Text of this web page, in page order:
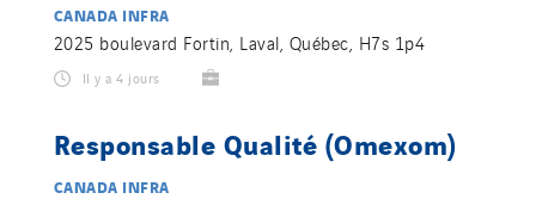
CANADA INFRA
2025 boulevard Fortin, Laval, Québec, H7s 1p4
Il y a 4 jours
Responsable Qualité (Omexom)
CANADA INFRA